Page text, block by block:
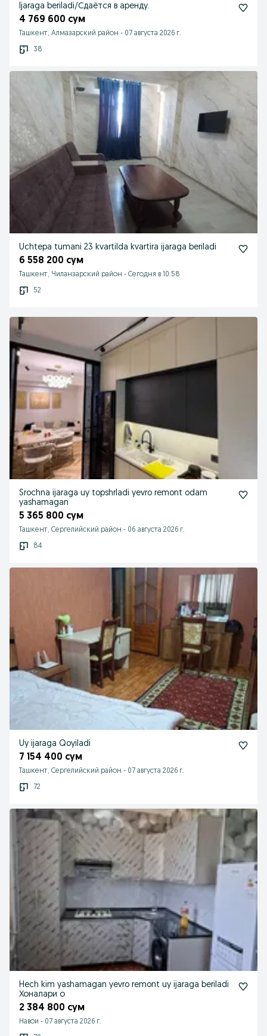
Ijaraga beriladi/Сдаётся в аренду.
4 769 600 сум
Ташкент, Алмазарский район - 07 августа 2026 г.
38
Uchtepa tumani 23 kvartilda kvartira ijaraga beriladi
6 558 200 сум
Ташкент, Чиланзарский район - Сегодня в 10:58
52
Srochna ijaraga uy topshrladi yevro remont odam
yashamagan
5 365 800 сум
Ташкент, Сергелийский район - 06 августа 2026 г.
84
Uy ijaraga Qoyiladi
7 154 400 сум
Ташкент, Сергелийский район - 07 августа 2026 г.
72
Hech kim yashamagan yevro remont uy ijaraga beriladi
Хоналари о
2 384 800 сум
Навои - 07 августа 2026 г.